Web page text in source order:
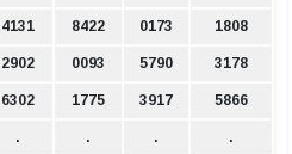
4131 8422 0173 1808
2902 0093 5790 3178
6302 1775 3917 5866
. . . .